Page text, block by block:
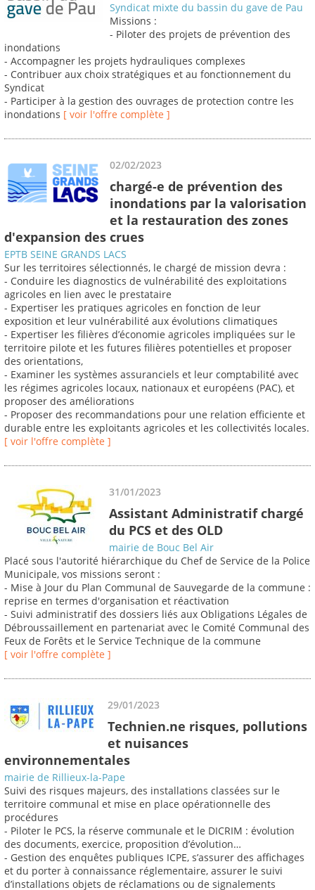
Syndicat mixte du bassin du gave de Pau
Missions :
- Piloter des projets de prévention des
inondations
- Accompagner les projets hydrauliques complexes
- Contribuer aux choix stratégiques et au fonctionnement du
Syndicat
- Participer à la gestion des ouvrages de protection contre les
inondations [ voir l'offre complète ]
02/02/2023
chargé-e de prévention des
inondations par la valorisation
et la restauration des zones
d'expansion des crues
EPTB SEINE GRANDS LACS
Sur les territoires sélectionnés, le chargé de mission devra :
- Conduire les diagnostics de vulnérabilité des exploitations
agricoles en lien avec le prestataire
- Expertiser les pratiques agricoles en fonction de leur
exposition et leur vulnérabilité aux évolutions climatiques
- Expertiser les filières d’économie agricoles impliquées sur le
territoire pilote et les futures filières potentielles et proposer
des orientations,
- Examiner les systèmes assuranciels et leur comptabilité avec
les régimes agricoles locaux, nationaux et européens (PAC), et
proposer des améliorations
- Proposer des recommandations pour une relation efficiente et
durable entre les exploitants agricoles et les collectivités locales.
[ voir l'offre complète ]
31/01/2023
Assistant Administratif chargé
du PCS et des OLD
mairie de Bouc Bel Air
Placé sous l'autorité hiérarchique du Chef de Service de la Police
Municipale, vos missions seront :
- Mise à Jour du Plan Communal de Sauvegarde de la commune :
reprise en termes d'organisation et réactivation
- Suivi administratif des dossiers liés aux Obligations Légales de
Débroussaillement en partenariat avec le Comité Communal des
Feux de Forêts et le Service Technique de la commune
[ voir l'offre complète ]
29/01/2023
Technien.ne risques, pollutions
et nuisances
environnementales
mairie de Rillieux-la-Pape
Suivi des risques majeurs, des installations classées sur le
territoire communal et mise en place opérationnelle des
procédures
- Piloter le PCS, la réserve communale et le DICRIM : évolution
des documents, exercice, proposition d’évolution…
- Gestion des enquêtes publiques ICPE, s’assurer des affichages
et du porter à connaissance réglementaire, assurer le suivi
d’installations objets de réclamations ou de signalements